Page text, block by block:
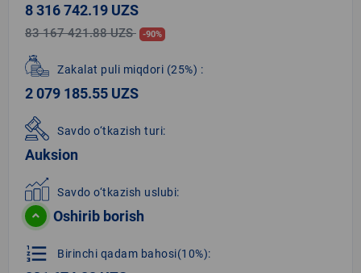
8 316 742.19 UZS
83 167 421.88 UZS -90%
Zakalat puli miqdori (25%) :
2 079 185.55 UZS
Savdo o‘tkazish turi:
Auksion
Savdo o‘tkazish uslubi:
Oshirib borish
format_list_numbered Birinchi qadam bahosi(10%):